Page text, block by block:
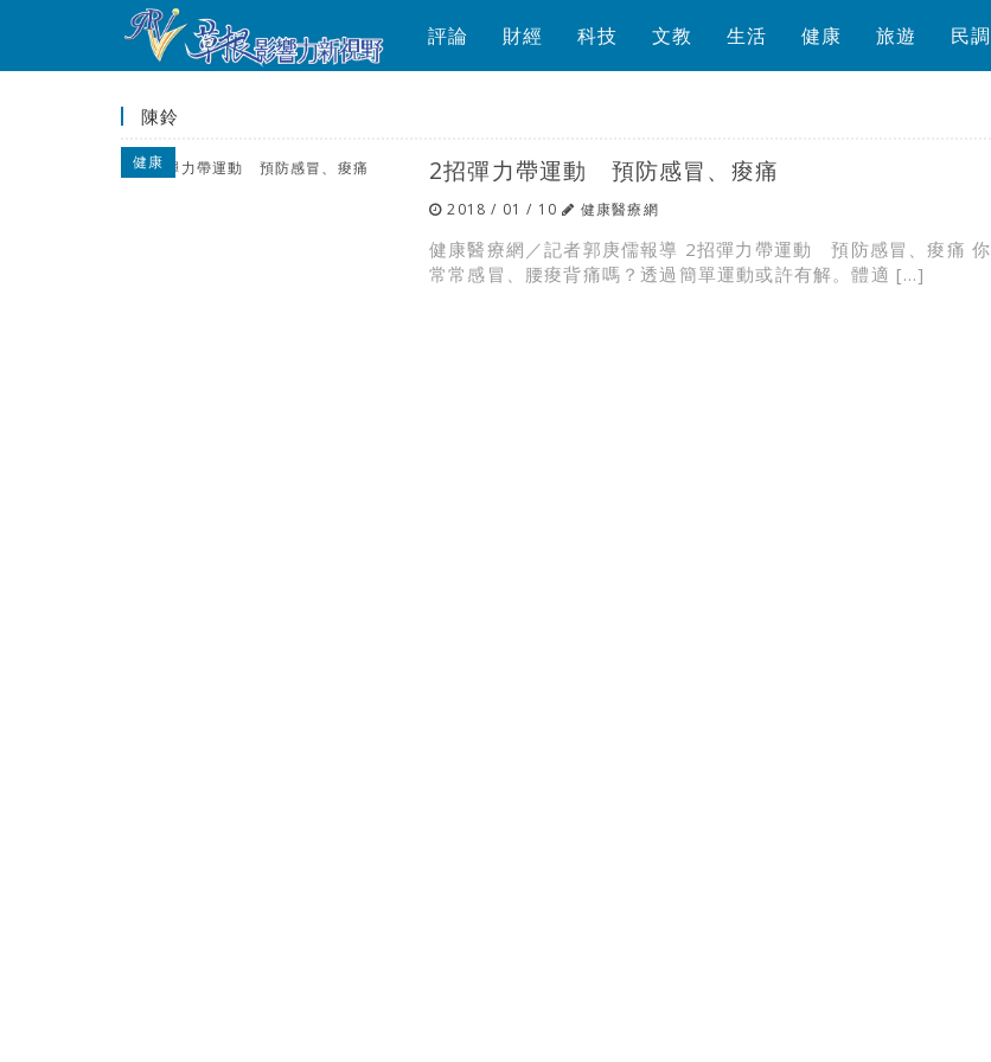
評論 財經 科技 文教 生活 健康 旅遊 民調
陳鈴
健康 2招彈力帶運動 預防感冒、痠痛
2018 / 01 / 10 健康醫療網
健康醫療網／記者郭庚儒報導 2招彈力帶運動 預防感冒、痠痛 你
常常感冒、腰痠背痛嗎？透過簡單運動或許有解。體適 […]